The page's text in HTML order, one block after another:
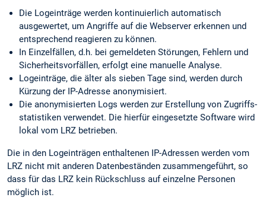
Die Logeinträge werden kontinuierlich automatisch
ausgewertet, um Angriffe auf die Webserver erkennen und
entsprechend reagieren zu können.
In Einzelfällen, d.h. bei gemeldeten Störungen, Fehlern und
Sicherheits­vorfällen, erfolgt eine manuelle Analyse.
Logeinträge, die älter als sieben Tage sind, werden durch
Kürzung der IP-Adresse anonymisiert.
Die anonymisierten Logs werden zur Erstellung von Zugriffs­
statistiken verwendet. Die hierfür eingesetzte Software wird
lokal vom LRZ betrieben.
Die in den Logeinträgen enthaltenen IP-Adressen werden vom
LRZ nicht mit anderen Datenbeständen zusammengeführt, so
dass für das LRZ kein Rückschluss auf einzelne Personen
möglich ist.